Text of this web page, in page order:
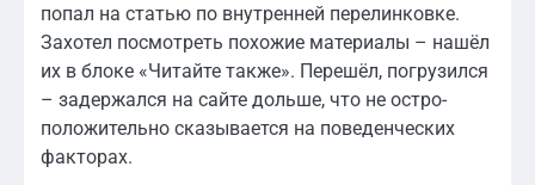
попал на статью по внутренней перелинковке.
Захотел посмотреть похожие материалы – нашёл
их в блоке «Читайте также». Перешёл, погрузился
– задержался на сайте дольше, что не остро-
положительно сказывается на поведенческих
факторах.